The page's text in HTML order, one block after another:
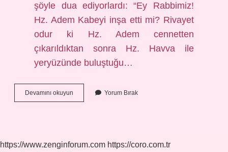
şöyle dua ediyorlardı: “Ey Rabbimiz!
Hz. Adem Kabeyi inşa etti mi? Rivayet
odur ki Hz. Adem cennetten
çıkarıldıktan sonra Hz. Havva ile
yeryüzünde buluştuğu…
Devamını okuyun
2
Yorum Bırak
https://www.zenginforum.com https://coro.com.tr